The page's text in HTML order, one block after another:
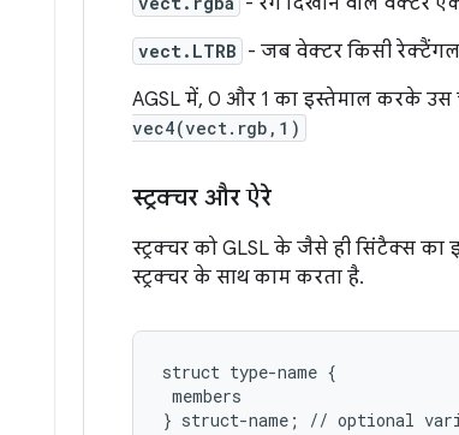
vect.LTRB - जब वेक्टर किसी
AGSL में, 0 और 1 का इस्तेमाल करके उस
vec4(vect.rgb,1)
स्ट्रक्चर और ऐरे
स्ट्रक्चर को GLSL के जैसे ही सिंटैक्स का
स्ट्रक्चर के साथ काम करता है.
struct type-name {
members
} struct-name ; // optional